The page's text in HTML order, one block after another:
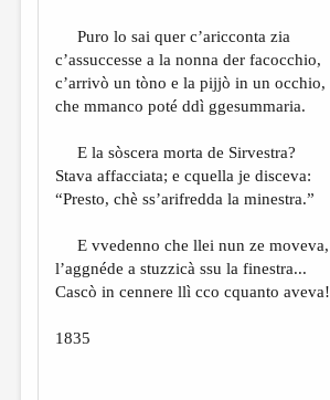
ЛИТЕРАТУРОВЕДЕНИЕ
КУЛЬТУРОВЕДЕНИЕ
РЕЦЕНЗИРОВАНИЕ
ЦИКЛЫ ПУБЛИКАЦИЙ
ТРЕДИАКОВСКИЙ
МЕДИА
Puro lo sai quer c’aricconta zia
c’assuccesse a la nonna der facocchio,
c’arrivò un tòno e la pijjò in un occhio,
che mmanco poté ddì ggesummaria.
E la sòscera morta de Sirvestra?
Stava affacciata; e cquella je disceva:
“Presto, chè ss’arifredda la minestra.”
E vvedenno che llei nun ze moveva,
l’aggnéde a stuzzicà ssu la finestra...
Cascò in cennere llì cco cquanto aveva!
1835